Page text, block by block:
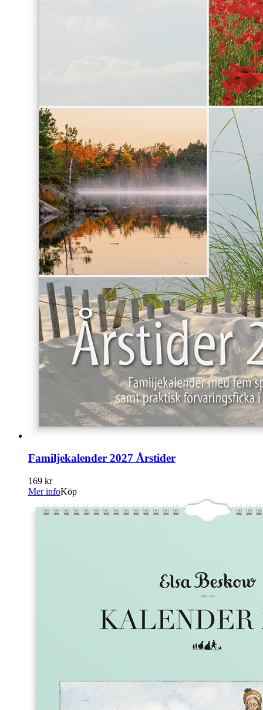
Familjekalender 2027 Årstider
169 kr
Mer infoKöp